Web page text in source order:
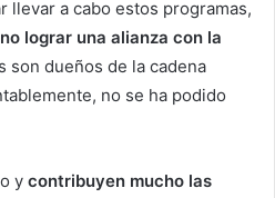
llevar a cabo estos programas,
lograr una alianza con la
son dueños de la cadena
no se ha podido
y contribuyen mucho las